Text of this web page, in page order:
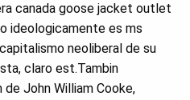
canada goose jacket outlet
ideologicamente es ms
neoliberal de su
claro est.Tambin
John William Cooke,